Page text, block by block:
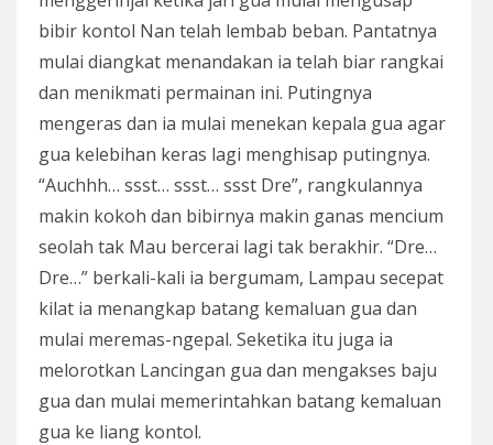
bibir kontol Nan telah lembab beban. Pantatnya
mulai diangkat menandakan ia telah biar rangkai
dan menikmati permainan ini. Putingnya
mengeras dan ia mulai menekan kepala gua agar
gua kelebihan keras lagi menghisap putingnya.
“Auchhh… ssst… ssst… ssst Dre”, rangkulannya
makin kokoh dan bibirnya makin ganas mencium
seolah tak Mau bercerai lagi tak berakhir. “Dre…
Dre…” berkali-kali ia bergumam, Lampau secepat
kilat ia menangkap batang kemaluan gua dan
mulai meremas-ngepal. Seketika itu juga ia
melorotkan Lancingan gua dan mengakses baju
gua dan mulai memerintahkan batang kemaluan
gua ke liang kontol.